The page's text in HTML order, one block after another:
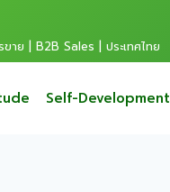
าย | B2B Sales | ประเทศไทย
Self-Development